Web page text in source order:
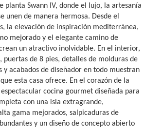
planta Swann IV, donde el lujo, la artesanía
unen de manera hermosa. Desde el
la elevación de inspiración mediterránea,
mejorado y el elegante camino de
un atractivo inolvidable. En el interior,
puertas de 8 pies, detalles de molduras de
y acabados de diseñador en todo muestran
esta casa ofrece. En el corazón de la
cocina gourmet diseñada para
con una isla extragrande,
gama mejorados, salpicaduras de
y un diseño de concepto abierto